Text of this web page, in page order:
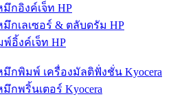
กอิงค์เจ็ท HP
กเลเซอร์ & ตลับดรัม HP
อิ้งค์เจ็ท HP
กพิมพ์ เครื่องมัลติฟั่งชั่น Kyocera
กพริ้นเตอร์ Kyocera